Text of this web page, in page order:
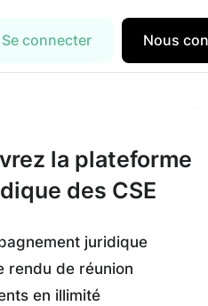
Se connecter Nous
la plateforme
des CSE
juridique
rendu de réunion
en illimité